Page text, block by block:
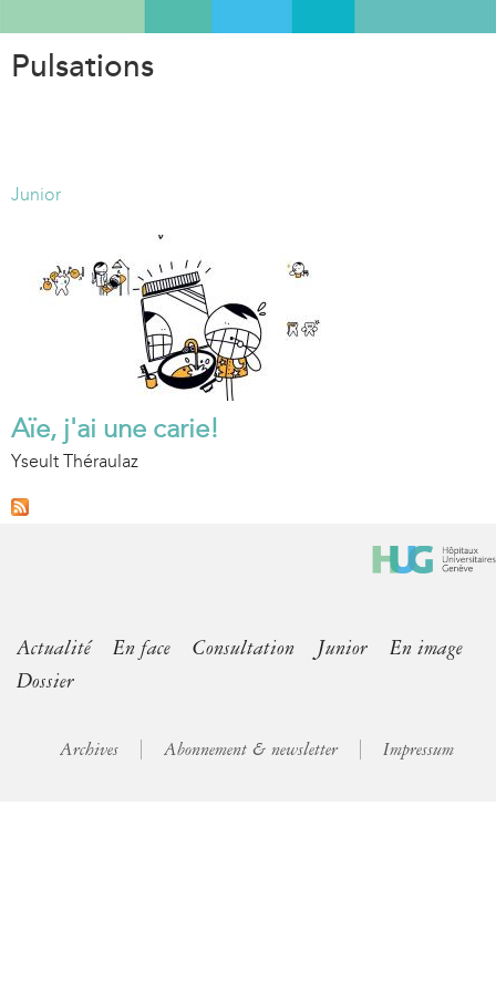
Pulsations
Junior
Aïe, j'ai une carie!
Yseult Théraulaz
Actualité En face Consultation Junior
En image
Dossier
Archives Abonnement & newsletter Impressum